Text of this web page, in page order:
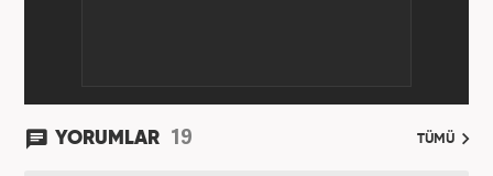
YORUMLAR 19 TÜMÜ